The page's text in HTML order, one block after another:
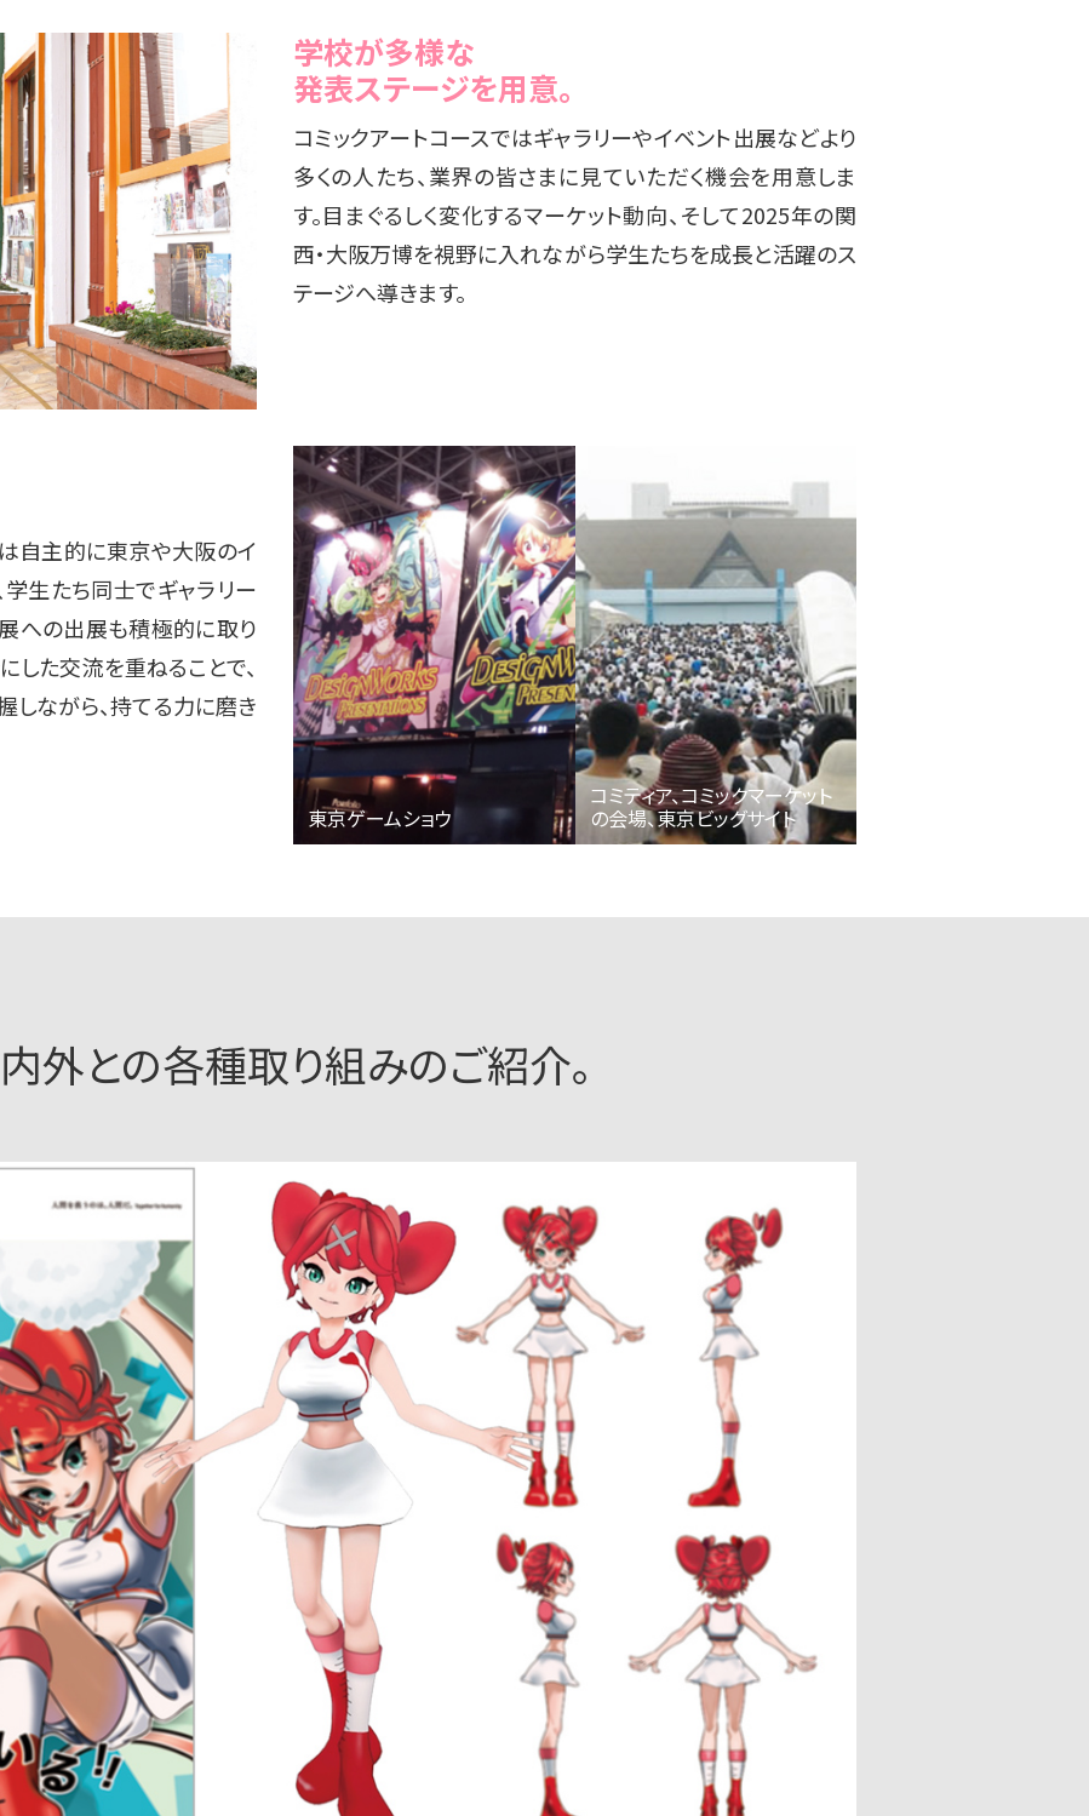
学校が多様な
発表ステージを用意。
コミックアートコースではギャラリーやイベント出展などより
多くの人たち、業界の皆さまに見ていただく機会を用意しま
す。目まぐるしく変化するマーケット動向、そして2025年の関
西・大阪万博を視野に入れながら学生たちを成長と活躍のス
テージへ導きます。
東京ゲームショウ
コミティア、コミックマーケット
の会場、東京ビッグサイト
自主的に東京や大阪のイ
学生たち同士でギャラリー
への出展も積極的に取り
した交流を重ねることで、
ながら、持てる力に磨き
外との各種取り組みのご紹介。